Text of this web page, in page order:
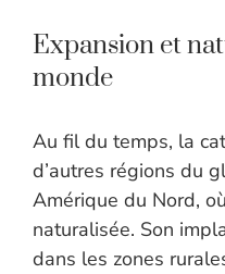
Expansion et
monde
Au fil du temps, la
d’autres régions du
Amérique du Nord,
naturalisée. Son
dans les zones